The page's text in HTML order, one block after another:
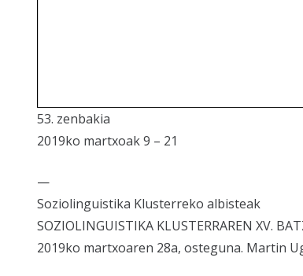
53. zenbakia
2019ko martxoak 9 – 21
—
Soziolinguistika Klusterreko albisteak
SOZIOLINGUISTIKA KLUSTERRAREN XV.
2019ko martxoaren 28a, osteguna. Martin